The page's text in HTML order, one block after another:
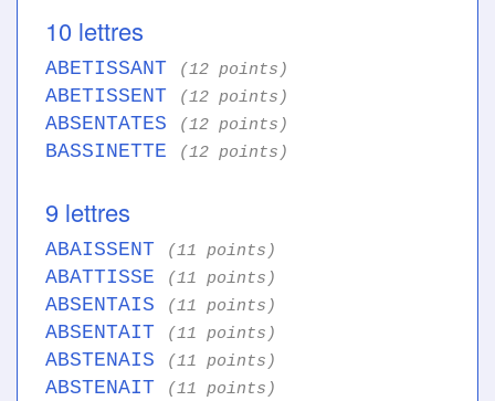
10 lettres
ABETISSANT (12 points)
ABETISSENT (12 points)
ABSENTATES (12 points)
BASSINETTE (12 points)
9 lettres
ABAISSENT (11 points)
ABATTISSE (11 points)
ABSENTAIS (11 points)
ABSENTAIT (11 points)
ABSTENAIS (11 points)
ABSTENAIT (11 points)